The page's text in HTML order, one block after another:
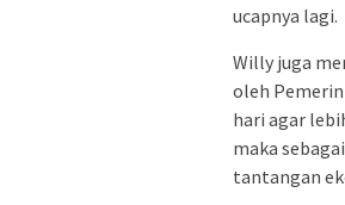
ucapnya lagi.
Willy juga
oleh
hari agar
maka
tantangan